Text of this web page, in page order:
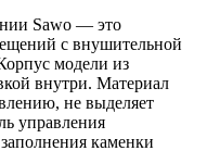
Sawo — это
с внушительной
модели из
внутри. Материал
не выделяет
управления
каменки